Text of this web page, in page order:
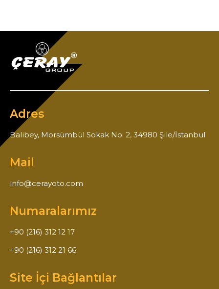
Adres
Balibey, Morsümbül Sokak No: 2, 34980 Şile/İstanbul
Mail
info@cerayoto.com
Numaralarımız
+90 (216) 312 12 17
+90 (216) 312 21 66
Site İçi Bağlantılar